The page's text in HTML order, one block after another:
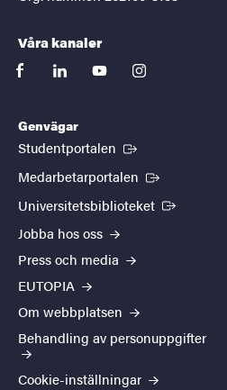
Våra kanaler
facebooklinkedinyoutubeinstagram
Genvägar
Studentportalen (Extern länk)
Medarbetarportalen (Extern länk)
Universitetsbiblioteket (Extern länk)
Jobba hos oss
Press och media
EUTOPIA
Om webbplatsen
Behandling av personuppgifter
Cookie-inställningar